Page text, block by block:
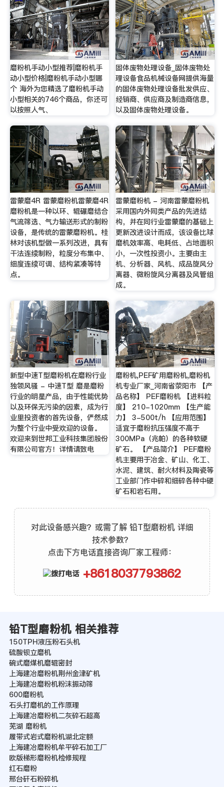
磨粉机手动小型推荐|磨粉机手
动小型价格|磨粉机手动小型哪
个 海外为您精选了磨粉机手动
小型相关的746个商品，你还可
以按照人气、
固体废物处理设备_固体废物处
理设备食品机械设备网提供海量
的固体废物处理设备批发供应、
经销商、供应商及制造商信息，
以及固体废物处理设备。
雷蒙磨4R 雷蒙磨粉机雷蒙磨4R
磨粉机是一种以环、辊碾磨结合
气流筛选、气力输送形式的制粉
设备，是传统的雷蒙磨粉机。桂
林对该机型做一系列改进，具有
干法连续制粉，粒度分布集中、
细度连续可调、结构紧凑等特
点。
雷蒙磨粉机 - 河南雷蒙磨粉机
采用国内外同类产品的先进结
构，并在同行业雷蒙磨的基础上
更新改进设计而成，该设备比球
磨机效率高、电耗低、占地面积
小，一次性投资小。主要由主
机、分析器、风机、成品旋风分
离器、微粉旋风分离器及风管组
成。
新型中速T型磨粉机在磨粉行业
独领风骚 - 中速T型 磨是磨粉
行业的明星产品，由于性能优势
以及环保无污染的因素，成为行
业里投资者的首先设备，俨然成
为整个行业中受欢迎的设备。
欢迎来到世邦工业科技集团股份
有限公司官方！详情请致电
磨粉机,PEF矿用磨粉机,磨粉机
机专业厂家_河南省荥阳市 【产
品名称】 PEF磨粉机 【进料粒
度】 210-1020mm 【生产能
力】 3-500t/h 【应用范围】
适宜于磨粉抗压强度不高于
300MPa（兆帕）的各种软硬
矿石。 【产品简介】 PEF磨粉
机主要用于冶金、矿山、化工、
水泥、建筑、耐火材料及陶瓷等
工业部门作中碎和细碎各种中硬
矿石和岩石用。
对此设备感兴趣？或需了解 铅T型磨粉机 详细
技术参数？
点击下方电话直接咨询厂家工程师：
+8618037793862
铅T型磨粉机 相关推荐
150TPH液压粉石头机
硫酸钡立磨机
碗式磨煤机磨辊密封
上海建冶磨粉机荆州金津矿机
上海建冶磨粉机粉沫振动筛
600磨粉机
石头打磨机的工作原理
上海建冶磨粉机二灰碎石超高
芜湖 磨粉机
履带式岩式磨粉机湖北定额
上海建冶磨粉机牟平碎石加工厂
欧版梯形磨粉机检修规程
红石磨粉
邢台矸石粉碎机